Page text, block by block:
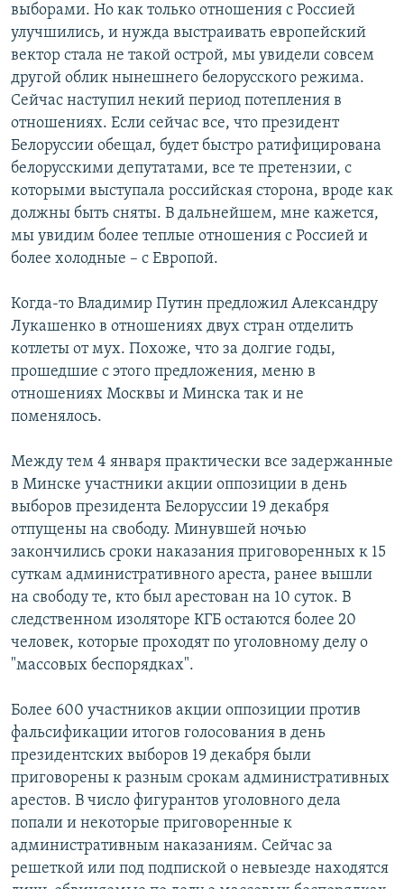
выборами. Но как только отношения с Россией
улучшились, и нужда выстраивать европейский
вектор стала не такой острой, мы увидели совсем
другой облик нынешнего белорусского режима.
Сейчас наступил некий период потепления в
отношениях. Если сейчас все, что президент
Белоруссии обещал, будет быстро ратифицирована
белорусскими депутатами, все те претензии, с
которыми выступала российская сторона, вроде как
должны быть сняты. В дальнейшем, мне кажется,
мы увидим более теплые отношения с Россией и
более холодные – с Европой.
Когда-то Владимир Путин предложил Александру
Лукашенко в отношениях двух стран отделить
котлеты от мух. Похоже, что за долгие годы,
прошедшие с этого предложения, меню в
отношениях Москвы и Минска так и не
поменялось.
Между тем 4 января практически все задержанные
в Минске участники акции оппозиции в день
выборов президента Белоруссии 19 декабря
отпущены на свободу. Минувшей ночью
закончились сроки наказания приговоренных к 15
суткам административного ареста, ранее вышли
на свободу те, кто был арестован на 10 суток. В
следственном изоляторе КГБ остаются более 20
человек, которые проходят по уголовному делу о
"массовых беспорядках".
Более 600 участников акции оппозиции против
фальсификации итогов голосования в день
президентских выборов 19 декабря были
приговорены к разным срокам административных
арестов. В число фигурантов уголовного дела
попали и некоторые приговоренные к
административным наказаниям. Сейчас за
решеткой или под подпиской о невыезде находятся